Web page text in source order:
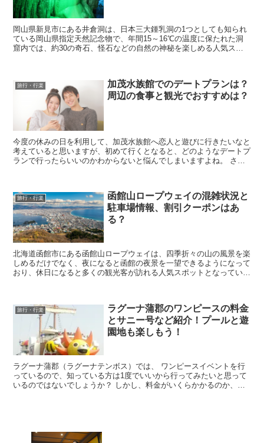
岡山県新見市にある井倉洞は、日本三大鍾乳洞の1つとしても知られ
ている岡山県指定天然記念物で、年間15～16℃の温度に保たれた洞
窟内では、約30の奇石、怪石などの自然の神秘を楽しめる人気スポ
旅行・行楽
加茂水族館でのデートプランは？
周辺の食事と観光でおすすめは？
今度の休みの日を利用して、加茂水族館へ恋人と遊びに行きたいなと
考えていると思いますが、初めて行くとなると、どのようなデートプ
ランで行ったらいいのかわからないと悩んでしまいますよね。 さら
旅行・行楽
函館山ロープウェイの混雑状況と
駐車場情報、割引クーポンはあ
る？
北海道函館市にある函館山ロープウェイは、四季折々の山の風景を楽
しめるだけでなく、夜になると函館の夜景を一望できるようになって
おり、休日になると多くの観光客が訪れる人気スポットとなっていま
旅行・行楽
ラグーナ蒲郡のワンピースの料金
とサニー号など紹介！プールと遊
園地も楽しもう！
ラグーナ蒲郡（ラグーナテンボス）では、 ワンピースイベントを行
っているので、知っている方は1度でいいから行ってみたいと思って
いるのではないでしょうか？ しかし、料金がいくらかかるのか、サ